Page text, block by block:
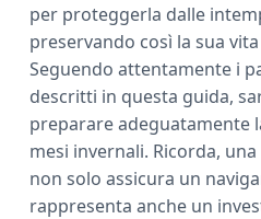
per proteggerla dalle
preservando così la sua
Seguendo attentamente i
descritti in questa guida,
preparare adeguatamente
mesi invernali. Ricorda,
non solo assicura un
rappresenta anche un